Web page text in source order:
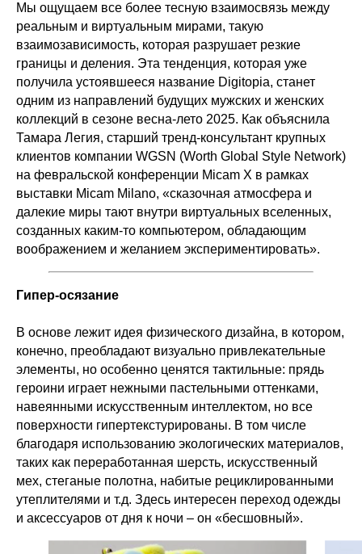
Мы ощущаем все более тесную взаимосвязь между
реальным и виртуальным мирами, такую
взаимозависимость, которая разрушает резкие
границы и деления. Эта тенденция, которая уже
получила устоявшееся название Digitopia, станет
одним из направлений будущих мужских и женских
коллекций в сезоне весна-лето 2025. Как объяснила
Тамара Легия, старший тренд-консультант крупных
клиентов компании WGSN (Worth Global Style Network)
на февральской конференции Micam X в рамках
выставки Micam Milano, «сказочная атмосфера и
далекие миры тают внутри виртуальных вселенных,
созданных каким-то компьютером, обладающим
воображением и желанием экспериментировать».
Гипер-осязание
В основе лежит идея физического дизайна, в котором,
конечно, преобладают визуально привлекательные
элементы, но особенно ценятся тактильные: прядь
героини играет нежными пастельными оттенками,
навеянными искусственным интеллектом, но все
поверхности гипертекстурированы. В том числе
благодаря использованию экологических материалов,
таких как переработанная шерсть, искусственный
мех, стеганые полотна, набитые рециклированными
утеплителями и т.д. Здесь интересен переход одежды
и аксессуаров от дня к ночи – он «бесшовный».